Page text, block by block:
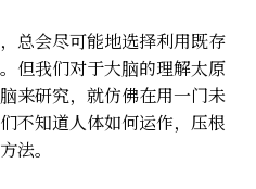
总会尽可能地选择利用既存
但我们对于大脑的理解太原
来研究，就仿佛在用一门未
不知道人体如何运作，压根
法。